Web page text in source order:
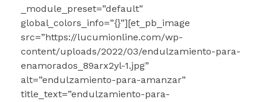
_module_preset=”default”
global_colors_info=”{}”][et_pb_image
src=”https://lucumionline.com/wp-
content/uploads/2022/03/endulzamiento-para-
enamorados_89arx2yl-1.jpg”
alt=”endulzamiento-para-amanzar”
title_text=”endulzamiento-para-